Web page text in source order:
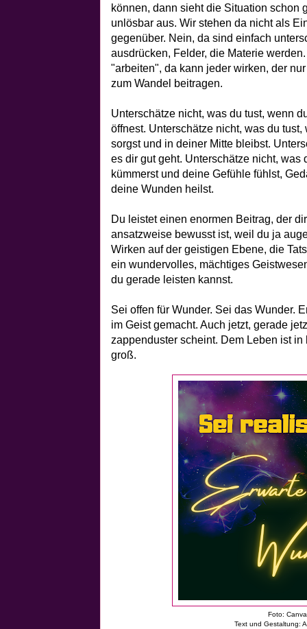
können, dann sieht die Situation schon
unlösbar aus. Wir stehen da nicht als
gegenüber. Nein, da sind einfach
ausdrücken, Felder, die Materie
"arbeiten", da kann jeder wirken, der
zum Wandel beitragen.
Unterschätze nicht, was du tust, wenn
öffnest. Unterschätze nicht, was du
sorgst und in deiner Mitte bleibst.
es dir gut geht. Unterschätze nicht, was
kümmerst und deine Gefühle fühlst,
deine Wunden heilst.
Du leistet einen enormen Beitrag, der
ansatzweise bewusst ist, weil du ja
Wirken auf der geistigen Ebene, die
ein wundervolles, mächtiges
du gerade leisten kannst.
Sei offen für Wunder. Sei das Wunder.
im Geist gemacht. Auch jetzt, gerade
zappenduster scheint. Dem Leben ist
groß.
Foto: Canva
Text und Gestaltung: